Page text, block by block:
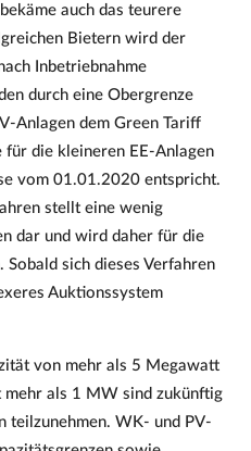
auch das teurere
Bietern wird der
Inbetriebnahme
durch eine Obergrenze
Anlagen dem Green Tariff
die kleineren EE-Anlagen
vom 01.01.2020 entspricht.
stellt eine wenig
dar und wird daher für die
Sobald sich dieses Verfahren
Auktionssystem
von mehr als 5 Megawatt
als 1 MW sind zukünftig
teilzunehmen. WK- und PV-